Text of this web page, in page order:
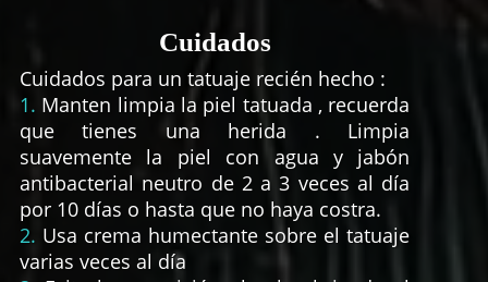
Cuidados
Cuidados para un tatuaje recién hecho :
1. Manten limpia la piel tatuada , recuerda
que tienes una herida . Limpia
suavemente la piel con agua y jabón
antibacterial neutro de 2 a 3 veces al día
por 10 días o hasta que no haya costra.
2. Usa crema humectante sobre el tatuaje
varias veces al día